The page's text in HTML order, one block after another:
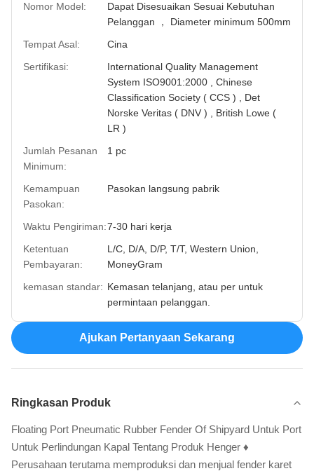
Nomor Model:
Dapat Disesuaikan Sesuai Kebutuhan
Pelanggan ， Diameter minimum 500mm
Tempat Asal:
Cina
Sertifikasi:
International Quality Management
System ISO9001:2000 , Chinese
Classification Society ( CCS ) , Det
Norske Veritas ( DNV ) , British Lowe (
LR )
Jumlah Pesanan
Minimum:
1 pc
Kemampuan
Pasokan:
Pasokan langsung pabrik
Waktu Pengiriman:7-30 hari kerja
Ketentuan
Pembayaran:
L/C, D/A, D/P, T/T, Western Union,
MoneyGram
kemasan standar: Kemasan telanjang, atau per untuk
permintaan pelanggan.
Ajukan Pertanyaan Sekarang
Ringkasan Produk
Floating Port Pneumatic Rubber Fender Of Shipyard Untuk Port
Untuk Perlindungan Kapal Tentang Produk Henger ♦
Perusahaan terutama memproduksi dan menjual fender karet